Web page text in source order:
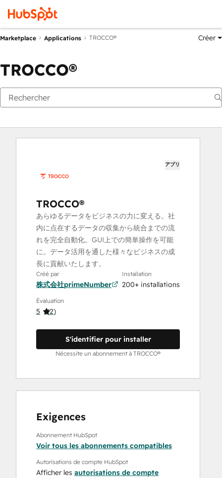
Marketplace Applications TROCCO® Créer
TROCCO®
アプリ
TROCCO®
あらゆるデータをビジネスの力に変える。社
内に点在するデータの収集から統合までの流
れを完全自動化。GUI上での簡単操作を可能
に。データ活用を通した様々なビジネスの成
長に貢献いたします。
Créé par
株式会社primeNumber
Installation
200+ installations
Évaluation
5 (2)
S'identifier pour installer
Nécessite un abonnement à TROCCO®
Exigences
Abonnement HubSpot
Voir tous les abonnements compatibles
Autorisations de compte HubSpot
Afficher les autorisations de compte